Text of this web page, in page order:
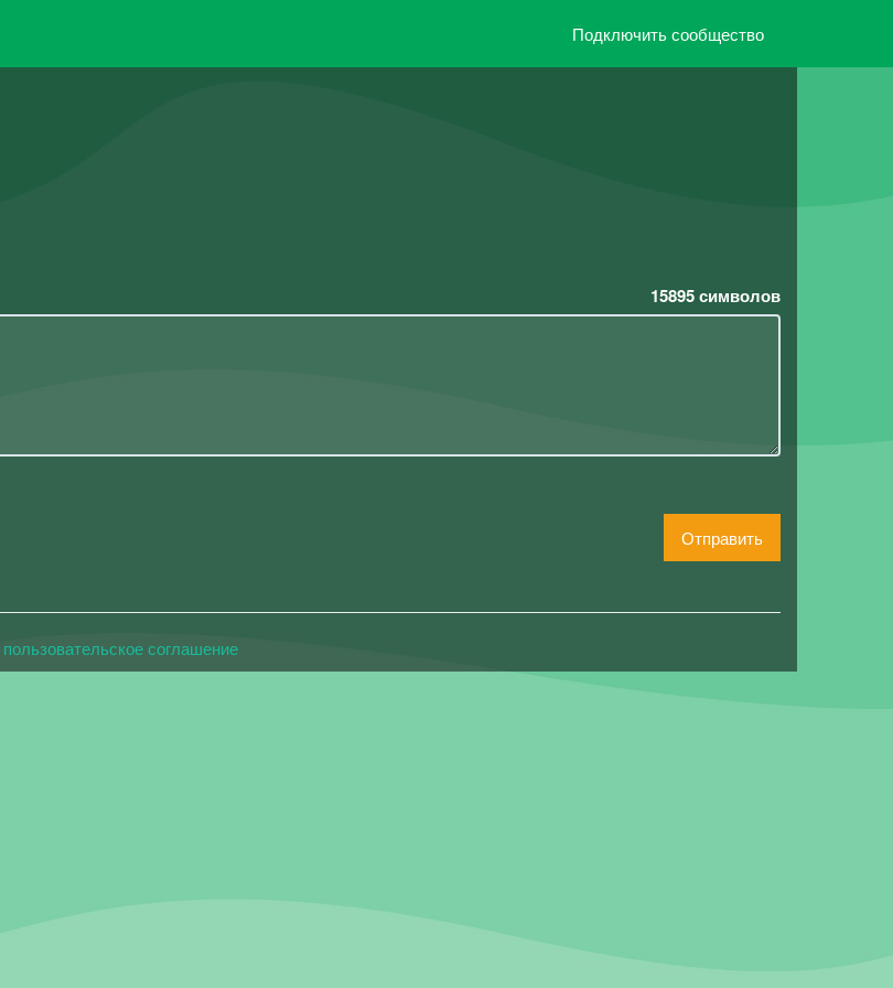
Подключить сообщество
15895символов
Отправить
пользовательское соглашение